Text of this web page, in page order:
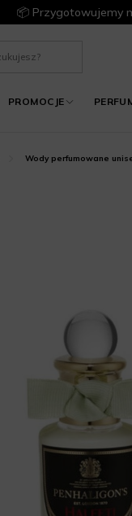
📦 Przygotowujemy
PROMOCJE
Wody perfumowane